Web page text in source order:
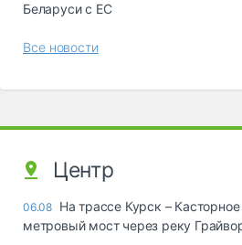
Беларуси с ЕС
Все новости
Центр
06.08 На трассе Курск –
метровый мост через реку